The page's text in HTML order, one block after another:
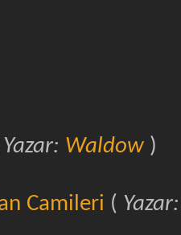
Yazar: Waldow)
Camileri (